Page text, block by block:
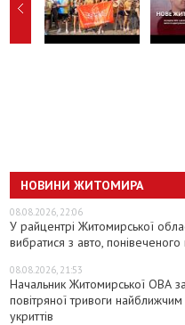
НОВИНИ ЖИТОМИРА
08.08.2026, 22:06
У райцентрі Житомирської
вибратися з авто,
08.08.2026, 21:53
Начальник Житомирської ОВА
повітряної тривоги
укриттів